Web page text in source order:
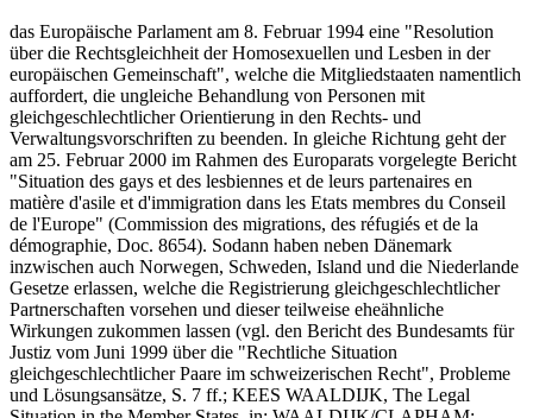
das Europäische Parlament am 8. Februar 1994 eine "Resolution
über die Rechtsgleichheit der Homosexuellen und Lesben in der
europäischen Gemeinschaft", welche die Mitgliedstaaten namentlich
auffordert, die ungleiche Behandlung von Personen mit
gleichgeschlechtlicher Orientierung in den Rechts- und
Verwaltungsvorschriften zu beenden. In gleiche Richtung geht der
am 25. Februar 2000 im Rahmen des Europarats vorgelegte Bericht
"Situation des gays et des lesbiennes et de leurs partenaires en
matière d'asile et d'immigration dans les Etats membres du Conseil
de l'Europe" (Commission des migrations, des réfugiés et de la
démographie, Doc. 8654). Sodann haben neben Dänemark
inzwischen auch Norwegen, Schweden, Island und die Niederlande
Gesetze erlassen, welche die Registrierung gleichgeschlechtlicher
Partnerschaften vorsehen und dieser teilweise eheähnliche
Wirkungen zukommen lassen (vgl. den Bericht des Bundesamts für
Justiz vom Juni 1999 über die "Rechtliche Situation
gleichgeschlechtlicher Paare im schweizerischen Recht", Probleme
und Lösungsansätze, S. 7 ff.; KEES WAALDIJK, The Legal